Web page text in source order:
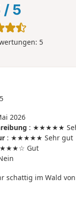
/ 5
5
5
2026
: ★★★★★
: ★★★★★ Sehr gut
Gut
schattig im Wald von